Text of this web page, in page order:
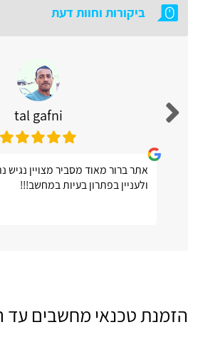
ביקורות וחוות דעת
tal gafni
אתר ברור מאוד מסביר מצויין נגיש
ולעניין בפתרון בעיות במחשב!!!
הזמנת טכנאי מחשבים עד